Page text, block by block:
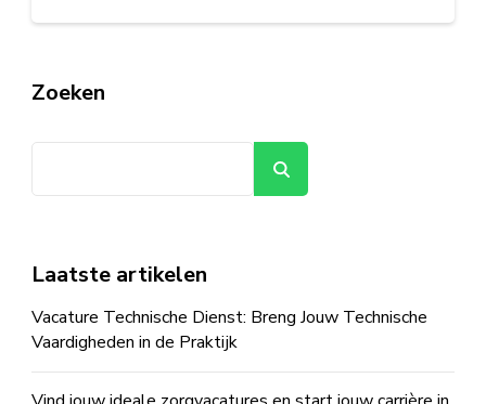
Zoeken
Laatste artikelen
Vacature Technische Dienst: Breng Jouw Technische
Vaardigheden in de Praktijk